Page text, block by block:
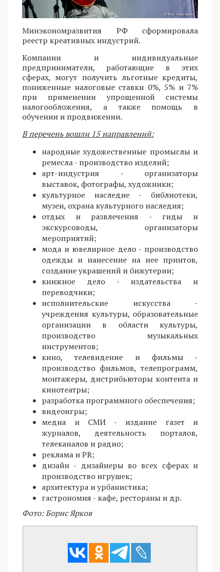
Минэкономразвития РФ сформировала
реестр креативных индустрий.
Компании и индивидуальные
предприниматели, работающие в этих
сферах, могут получить льготные кредиты,
пониженные налоговые ставки 0%, 5% и 7%
при применении упрощенной системы
налогообложения, а также помощь в
обучении и продвижении.
В перечень вошли 15 направлений:
народные художественные промыслы и
ремесла - производство изделий;
арт-индустрия - организаторы
выставок, фотографы, художники;
культурное наследие - библиотеки,
музеи, охрана культурного наследия;
отдых и развлечения - гиды и
экскурсоводы, организаторы
мероприятий;
мода и ювелирное дело - производство
одежды и нанесение на нее принтов,
создание украшений и бижутерии;
книжное дело - издательства и
переводчики;
исполнительские искусства -
учреждения культуры, образовательные
организации в области культуры,
производство музыкальных
инструментов;
кино, телевидение и фильмы -
производство фильмов, телепрограмм,
монтажеры, дистрибьюторы контента и
кинотеатры;
разработка программного обеспечения;
видеоигры;
медиа и СМИ - издание газет и
журналов, деятельность порталов,
телеканалов и радио;
реклама и PR;
дизайн - дизайнеры во всех сферах и
производство игрушек;
архитектура и урбанистика;
гастрономия - кафе, рестораны и др.
Фото: Борис Ярков